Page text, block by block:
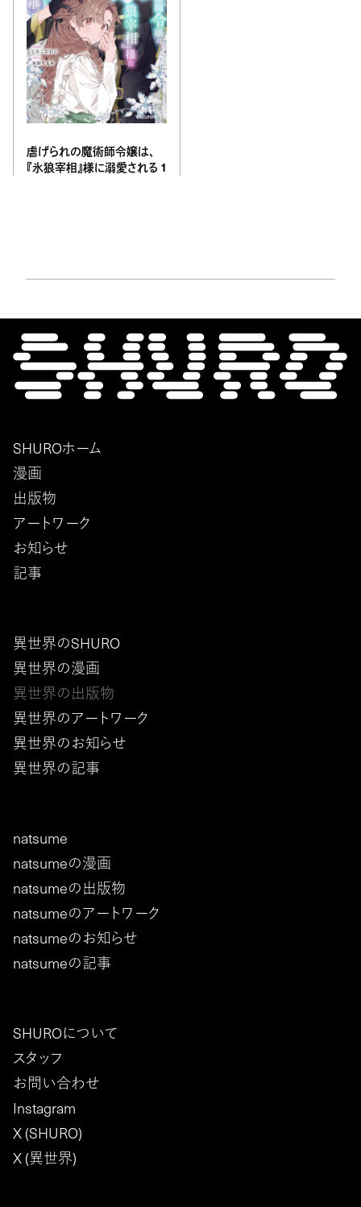
虐げられの魔術師令嬢は、
『氷狼宰相』様に溺愛される 1
SHUROホーム
漫画
出版物
アートワーク
お知らせ
記事
異世界のSHURO
異世界の漫画
異世界の出版物
異世界のアートワーク
異世界のお知らせ
異世界の記事
natsume
natsumeの漫画
natsumeの出版物
natsumeのアートワーク
natsumeのお知らせ
natsumeの記事
SHUROについて
スタッフ
お問い合わせ
Instagram
X (SHURO)
X (異世界)